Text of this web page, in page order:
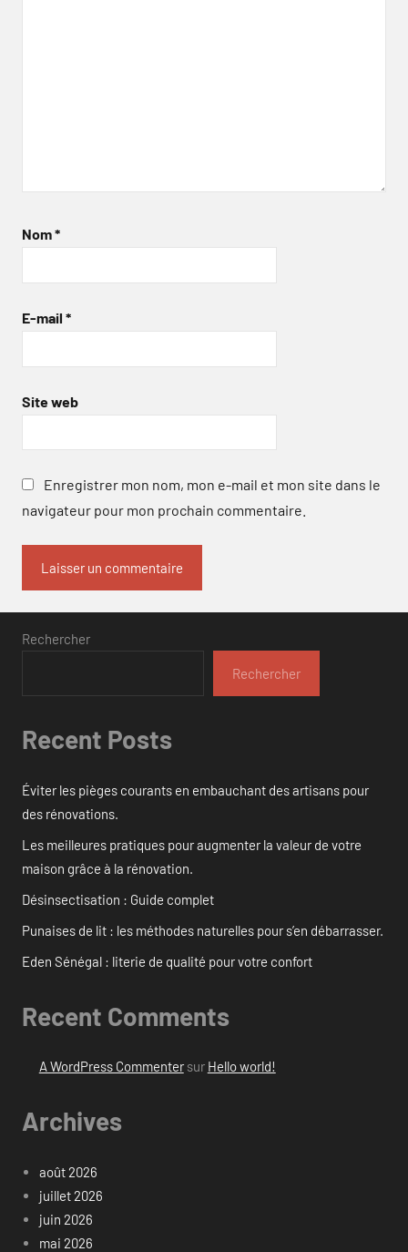
Nom*
E-mail *
Site web
Enregistrer mon nom, mon e-mail et mon site dans le
navigateur pour mon prochain commentaire.
Rechercher
Rechercher
Recent Posts
Éviter les pièges courants en embauchant des artisans pour
des rénovations.
Les meilleures pratiques pour augmenter la valeur de votre
maison grâce à la rénovation.
Désinsectisation : Guide complet
Punaises de lit : les méthodes naturelles pour s’en débarrasser.
Eden Sénégal : literie de qualité pour votre confort
Recent Comments
A WordPress Commentersur Hello world!
Archives
août 2026
juillet 2026
juin 2026
mai 2026